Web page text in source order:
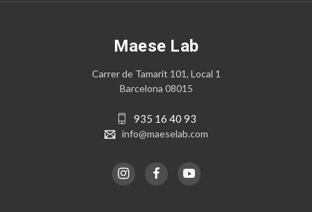
Maese Lab
Carrer de Tamarit 101, Local 1
Barcelona 08015
935 16 40 93
info@maeselab.com